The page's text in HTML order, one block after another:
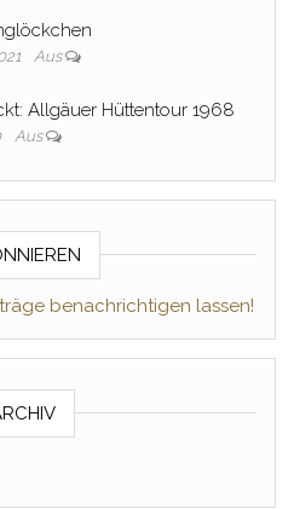
Aus
Allgäuer Hüttentour 1968
Aus
benachrichtigen lassen!